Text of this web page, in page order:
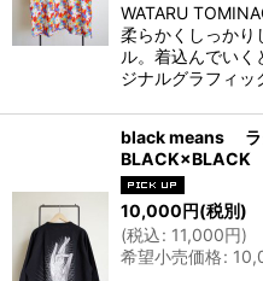
WATARU
柔らかくしっかり
ル。着込んでいく
ジナルグラフィ
black means ラ
BLACK×BLACK
10,000円(税別)
(税込: 11,000円)
希望小売価格: